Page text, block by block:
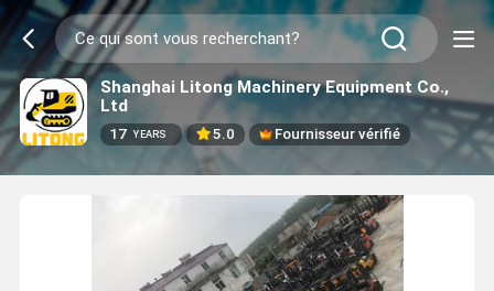
Shanghai Litong Machinery Equipment Co.,
Ltd
17 YEARS 5.0 Fournisseur vérifié